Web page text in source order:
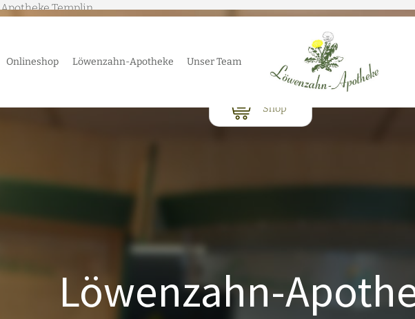
Templin
Onlineshop Löwenzahn-Apotheke Unser Team
-
Löwenzahn-